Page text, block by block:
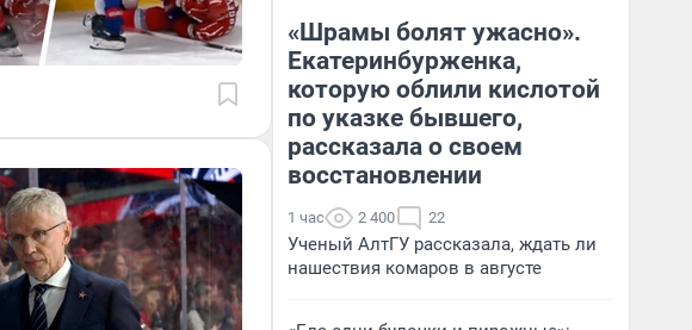
«Шрамы болят ужасно».
Екатеринбурженка,
которую облили кислотой
по указке бывшего,
рассказала о своем
восстановлении
1 час 2 400 22
Ученый АлтГУ рассказала, ждать ли
нашествия комаров в августе